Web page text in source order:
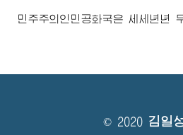
민주주의인민공화국은 세세년년
© 2020 김일